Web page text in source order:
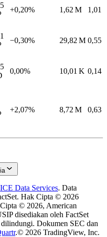
+0,20% 1,62 M 1,01
−0,30% 29,82 M 0,55
0,00% 10,01 K 0,14
+2,07% 8,72 M 0,63
ICE Data Services. Data
Hak Cipta © 2026
© 2026, American
disediakan oleh FactSet
dilindungi. Dokumen SEC dan
.© 2026 TradingView, Inc.